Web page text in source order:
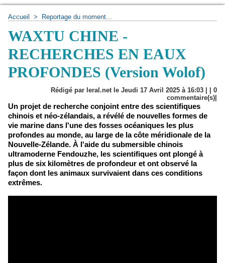
Accueil > Reportage du moment...
WAXTU CHINE -
RECHERCHES EN EAUX
PROFONDES (Version Wolof)
Rédigé par leral.net le Jeudi 17 Avril 2025 à 16:03 | | 0
commentaire(s)|
Un projet de recherche conjoint entre des scientifiques
chinois et néo-zélandais, a révélé de nouvelles formes de
vie marine dans l'une des fosses océaniques les plus
profondes au monde, au large de la côte méridionale de la
Nouvelle-Zélande. À l'aide du submersible chinois
ultramoderne Fendouzhe, les scientifiques ont plongé à
plus de six kilomètres de profondeur et ont observé la
façon dont les animaux survivaient dans ces conditions
extrêmes.